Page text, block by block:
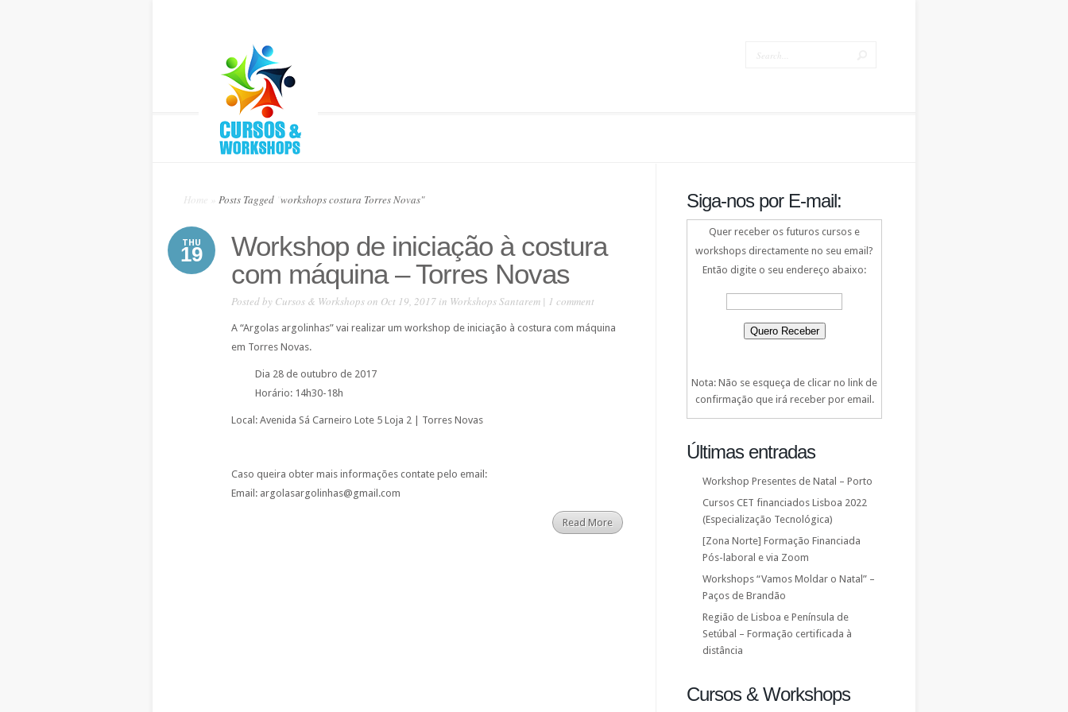
Home Posts Tagged workshops costura Torres Novas"
THU
19
Workshop de iniciação à costura
com máquina – Torres Novas
Posted by Cursos & Workshopson Oct 19, 2017 in Workshops Santarem | 1 comment
A “Argolas argolinhas” vai realizar um workshop de iniciação à costura com máquina
em Torres Novas.
Dia 28 de outubro de 2017
Horário: 14h30-18h
Local: Avenida Sá Carneiro Lote 5 Loja 2 | Torres Novas
Caso queira obter mais informações contate pelo email:
Email: argolasargolinhas@gmail.com
Read More
Siga-nos por E-mail:
Quer receber os futuros cursos e
workshops directamente no seu email?
Então digite o seu endereço abaixo:
Nota: Não se esqueça de clicar no link de
confirmação que irá receber por email.
Últimas entradas
Workshop Presentes de Natal – Porto
Cursos CET financiados Lisboa 2022
(Especialização Tecnológica)
[Zona Norte] Formação Financiada
Pós-laboral e via Zoom
Workshops “Vamos Moldar o Natal” –
Paços de Brandão
Região de Lisboa e Península de
Setúbal – Formação certificada à
distância
Cursos & Workshops